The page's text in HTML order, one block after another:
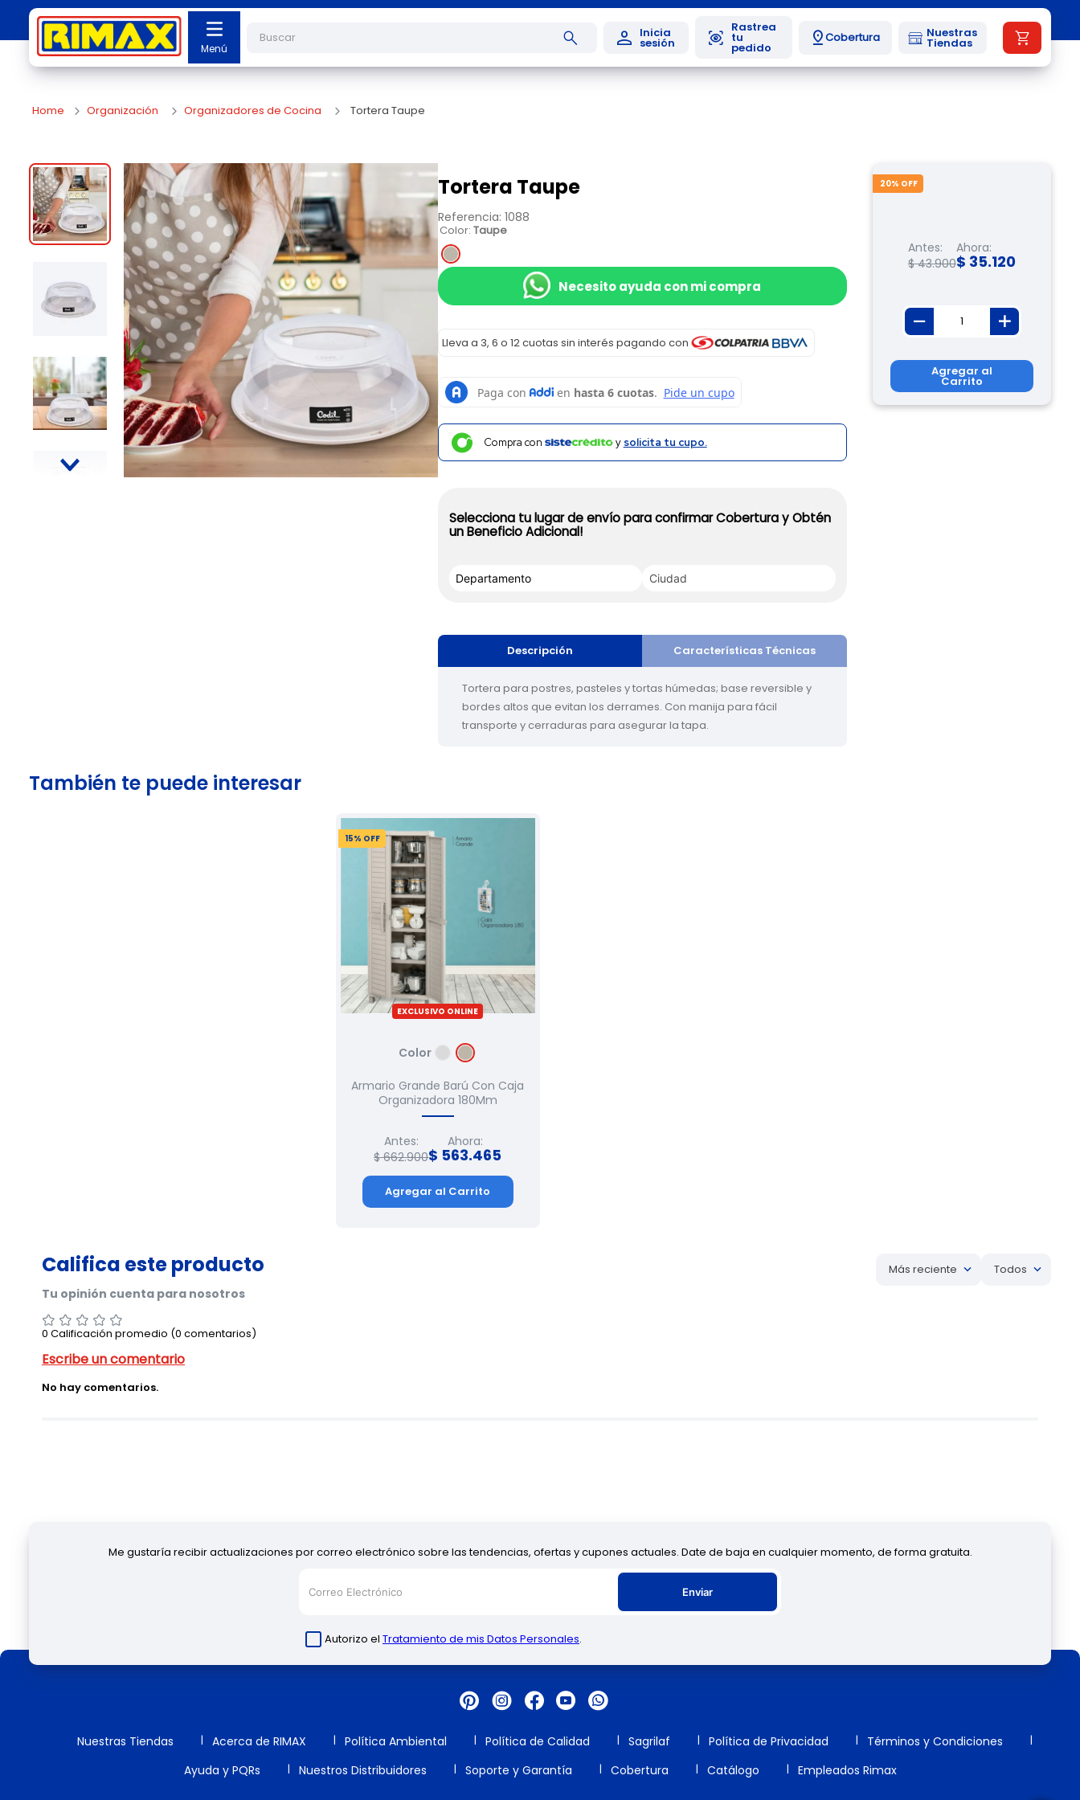
Cobertura Nuestras
Tiendas
Organización Organizadores de Cocina Tortera Taupe
Tortera Taupe
Referencia: 1088
Color: Taupe
Necesito ayuda con mi compra
Lleva a 3, 6 o 12 cuotas sin interés pagando con
Compra con y solicita tu cupo.
Selecciona tu lugar de envío para confirmar Cobertura y Obtén
un Beneficio Adicional!
Descripción Características Técnicas
Tortera para postres, pasteles y tortas húmedas; base reversible y
bordes altos que evitan los derrames. Con manija para fácil
transporte y cerraduras para asegurar la tapa.
También te puede interesar
15% OFF
EXCLUSIVO ONLINE
Color
Armario Grande Barú Con Caja
Organizadora 180Mm
Antes:
$ 662.900
Ahora:
$ 563.465
Agregar al Carrito
20% OFF
Antes:
$ 43.900
Ahora:
$ 35.120
Agregar al
Carrito
0 Calificación promedio (0 comentarios)
Más reciente Todos
No hay comentarios.
Me gustaría recibir actualizaciones por correo electrónico sobre las tendencias, ofertas y cupones actuales. Date de baja en cualquier momento, de forma gratuita.
Enviar
Autorizo el Tratamiento de mis Datos Personales.
Nuestras Tiendas Acerca de RIMAX Política Ambiental Política de Calidad Sagrilaf Política de Privacidad
Términos y Condiciones
Ayuda y PQRs
Nuestros Distribuidores Soporte y Garantía Cobertura Catálogo Empleados Rimax